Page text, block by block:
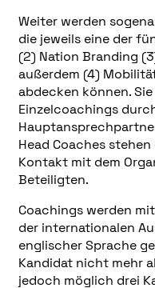
Weiter werden
die jeweils eine der
(2) Nation Branding
außerdem (4)
abdecken können.
Einzelcoachings
Head Coaches
Kontakt mit dem
Beteiligten.
Coachings werden mit
der internationalen
englischer Sprache
Kandidat nicht mehr
jedoch möglich drei